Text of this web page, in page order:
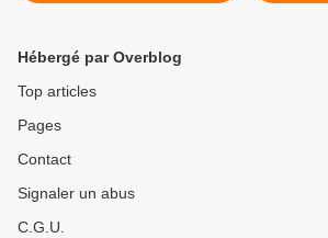
Hébergé par Overblog
Top articles
Pages
Contact
Signaler un abus
C.G.U.